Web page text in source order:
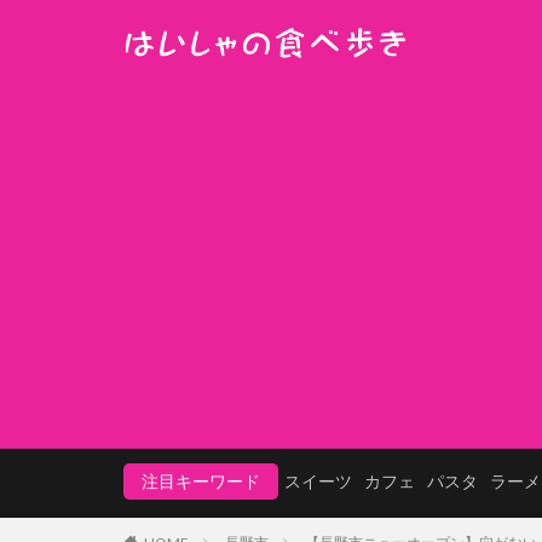
注目キーワード スイーツ カフェ パスタ ラー